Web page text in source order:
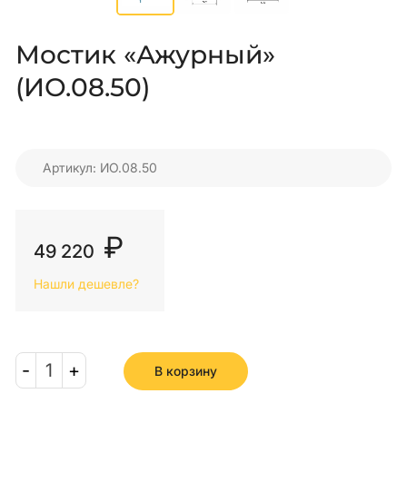
Мостик «Ажурный»
(ИО.08.50)
Артикул: ИО.08.50
49 220 ₽
Нашли дешевле?
- 1 + В корзину